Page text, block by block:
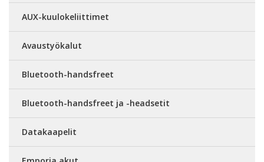
AUX-kuulokeliittimet
Avaustyökalut
Bluetooth-handsfreet
Bluetooth-handsfreet ja -headsetit
Datakaapelit